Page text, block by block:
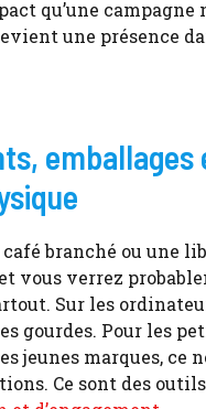
qu’une campagne
une présence
emballages
branché ou une
vous verrez
Sur les
gourdes. Pour les
jeunes marques, ce
Ce sont des